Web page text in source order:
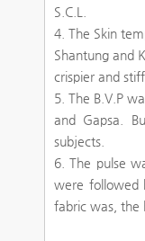
S.C.L.
4. The Skin
Shantung and
crispier and
5. The B.V.P
and Gapsa.
subjects.
6. The pulse
were followed
fabric was, the